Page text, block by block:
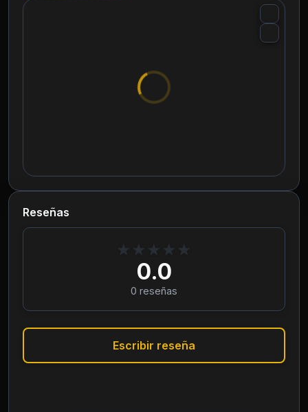
Reseñas
★ ★ ★ ★ ★
0.0
0 reseñas
Escribir reseña